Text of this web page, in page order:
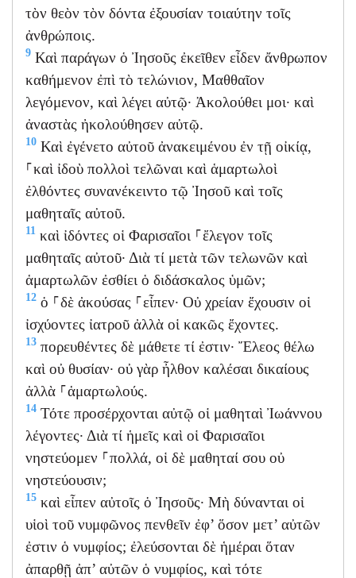
τὸν θεὸν τὸν δόντα ἐξουσίαν τοιαύτην τοῖς
ἀνθρώποις.
9 Καὶ παράγων ὁ Ἰησοῦς ἐκεῖθεν εἶδεν ἄνθρωπον
καθήμενον ἐπὶ τὸ τελώνιον, Μαθθαῖον
λεγόμενον, καὶ λέγει αὐτῷ· Ἀκολούθει μοι· καὶ
ἀναστὰς ἠκολούθησεν αὐτῷ.
10 Καὶ ἐγένετο αὐτοῦ ἀνακειμένου ἐν τῇ οἰκίᾳ,
⸀καὶ ἰδοὺ πολλοὶ τελῶναι καὶ ἁμαρτωλοὶ
ἐλθόντες συνανέκειντο τῷ Ἰησοῦ καὶ τοῖς
μαθηταῖς αὐτοῦ.
11 καὶ ἰδόντες οἱ Φαρισαῖοι ⸀ἔλεγον τοῖς
μαθηταῖς αὐτοῦ· Διὰ τί μετὰ τῶν τελωνῶν καὶ
ἁμαρτωλῶν ἐσθίει ὁ διδάσκαλος ὑμῶν;
12 ὁ ⸀δὲ ἀκούσας ⸀εἶπεν· Οὐ χρείαν ἔχουσιν οἱ
ἰσχύοντες ἰατροῦ ἀλλὰ οἱ κακῶς ἔχοντες.
13 πορευθέντες δὲ μάθετε τί ἐστιν· Ἔλεος θέλω
καὶ οὐ θυσίαν· οὐ γὰρ ἦλθον καλέσαι δικαίους
ἀλλὰ ⸀ἁμαρτωλούς.
14 Τότε προσέρχονται αὐτῷ οἱ μαθηταὶ Ἰωάννου
λέγοντες· Διὰ τί ἡμεῖς καὶ οἱ Φαρισαῖοι
νηστεύομεν ⸀πολλά, οἱ δὲ μαθηταί σου οὐ
νηστεύουσιν;
15 καὶ εἶπεν αὐτοῖς ὁ Ἰησοῦς· Μὴ δύνανται οἱ
υἱοὶ τοῦ νυμφῶνος πενθεῖν ἐφ’ ὅσον μετ’ αὐτῶν
ἐστιν ὁ νυμφίος; ἐλεύσονται δὲ ἡμέραι ὅταν
ἀπαρθῇ ἀπ’ αὐτῶν ὁ νυμφίος, καὶ τότε